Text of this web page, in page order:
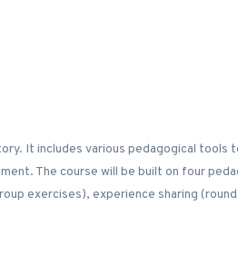
It includes various pedagogical tools
The course will be built on four
exercises), experience sharing